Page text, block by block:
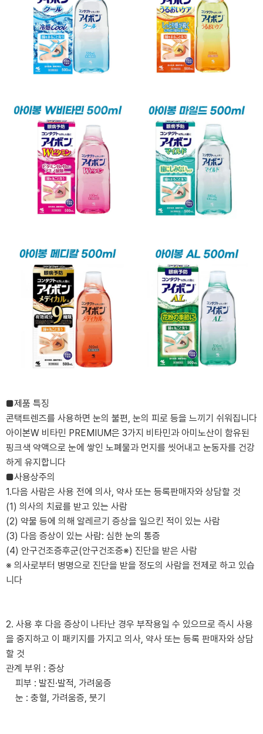
■제품 특징
콘택트렌즈를 사용하면 눈의 불편, 눈의 피로 등을 느끼기 쉬워집니다
아이본W 비타민 PREMIUM은 3가지 비타민과 아미노산이 함유된
핑크색 약액으로 눈에 쌓인 노폐물과 먼지를 씻어내고 눈동자를 건강
하게 유지합니다
■사용상주의
1.다음 사람은 사용 전에 의사, 약사 또는 등록판매자와 상담할 것
(1) 의사의 치료를 받고 있는 사람
(2) 약물 등에 의해 알레르기 증상을 일으킨 적이 있는 사람
(3) 다음 증상이 있는 사람: 심한 눈의 통증
(4) 안구건조증후군(안구건조증※) 진단을 받은 사람
※ 의사로부터 병명으로 진단을 받을 정도의 사람을 전제로 하고 있습
니다
2. 사용 후 다음 증상이 나타난 경우 부작용일 수 있으므로 즉시 사용
을 중지하고 이 패키지를 가지고 의사, 약사 또는 등록 판매자와 상담
할 것
관계 부위 : 증상
피부 : 발진·발적, 가려움증
눈 : 충혈, 가려움증, 붓기